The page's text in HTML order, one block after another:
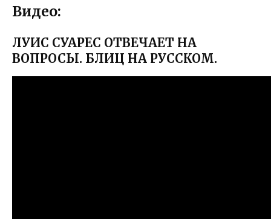
Видео:
ЛУИС СУАРЕС ОТВЕЧАЕТ НА
ВОПРОСЫ. БЛИЦ НА РУССКОМ.